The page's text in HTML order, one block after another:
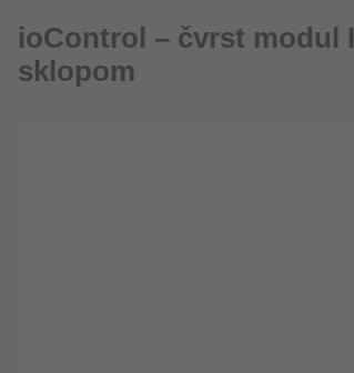
ioControl – čvrst modul
sklopom